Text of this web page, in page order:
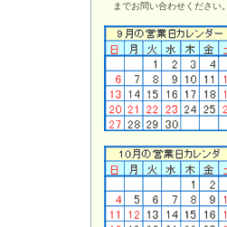
までお問い合わせください。